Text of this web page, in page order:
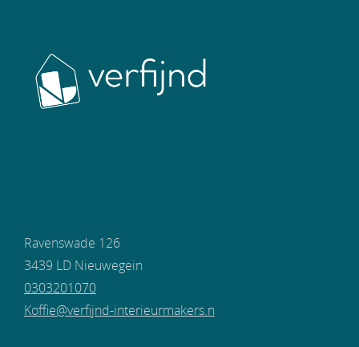
Ravenswade 126
3439 LD Nieuwegein
0303201070
Koffie@verfijnd-interieurmakers.n